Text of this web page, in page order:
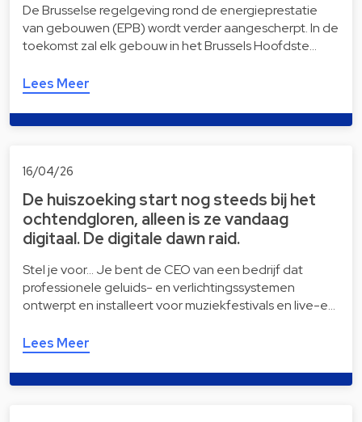
De Brusselse regelgeving rond de energieprestatie
van gebouwen (EPB) wordt verder aangescherpt. In de
toekomst zal elk gebouw in het Brussels Hoofdste…
Lees Meer
16/04/26
De huiszoeking start nog steeds bij het
ochtendgloren, alleen is ze vandaag
digitaal. De digitale dawn raid.
Stel je voor… Je bent de CEO van een bedrijf dat
professionele geluids- en verlichtingssystemen
ontwerpt en installeert voor muziekfestivals en live-e…
Lees Meer